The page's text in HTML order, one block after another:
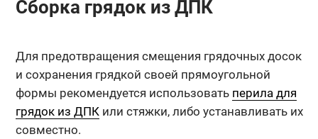
Сборка грядок из ДПК
Для предотвращения смещения грядочных досок
и сохранения грядкой своей прямоугольной
формы рекомендуется использовать перила для
грядок из ДПКили стяжки, либо устанавливать их
совместно.